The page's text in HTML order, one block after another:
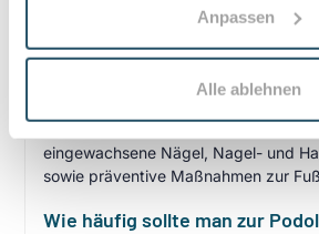
Anpassen
Alle ablehnen
Fußpflege (Podologie) und was
behandelt?
Medizinische Fußpflege (Podologie)
eingewachsene Nägel, Nagel- und
sowie präventive Maßnahmen zur
Wie häufig sollte man zur